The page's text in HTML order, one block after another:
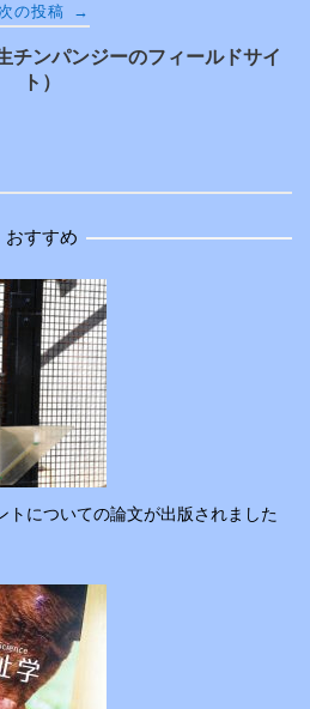
次の投稿 →
チンパンジーのフィールドサイ
ト）
おすすめ
トについての論文が出版されました